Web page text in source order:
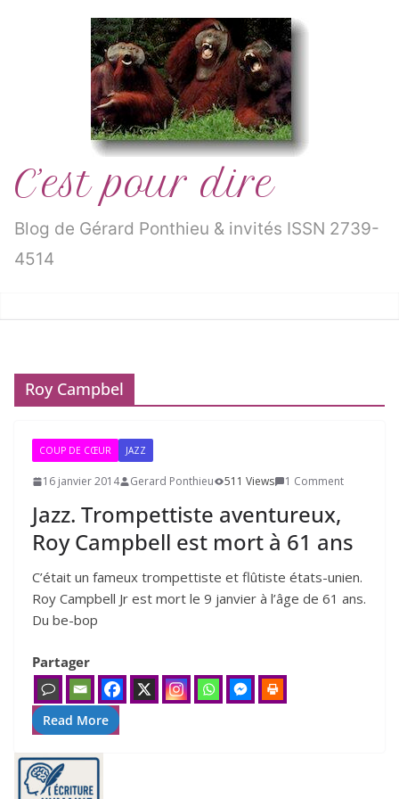
C’est pour dire
Blog de Gérard Ponthieu & invités ISSN 2739-
4514
Roy Campbel
COUP DE CŒUR JAZZ
16 janvier 2014 Gerard Ponthieu 511 Views 1 Comment
Jazz. Trompettiste aventureux,
Roy Campbell est mort à 61 ans
C’était un fameux trom­pet­tiste et flû­tiste états-unien.
Roy Campbell Jr est mort le 9 jan­vier à l’âge de 61 ans.
Du be-bop
Partager
Read More